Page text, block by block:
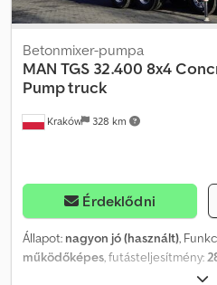
Kraków 328 km
Betonmixer-pumpa
MAN TGS 32.400 8x4
Pump truck
Érdeklődni
Állapot: nagyon jó (használt),
működőképes, futásteljesítmény:
, üzemanyagtípus: